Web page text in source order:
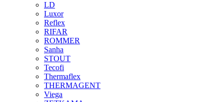
LD
Luxor
Reflex
RIFAR
ROMMER
Sanha
STOUT
Tecofi
Thermaflex
THERMAGENT
Viega